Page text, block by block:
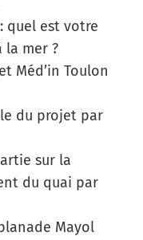
quel est votre
mer ?
Méd’in Toulon
du projet par
sur la
du quai par
Mayol